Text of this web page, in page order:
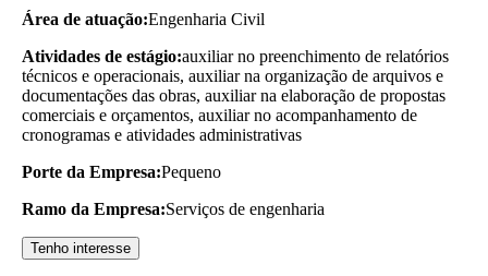
Área de atuação:Engenharia Civil
Atividades de estágio:auxiliar no preenchimento de relatórios
técnicos e operacionais, auxiliar na organização de arquivos e
documentações das obras, auxiliar na elaboração de propostas
comerciais e orçamentos, auxiliar no acompanhamento de
cronogramas e atividades administrativas
Porte da Empresa:Pequeno
Ramo da Empresa:Serviços de engenharia
Tenho interesse